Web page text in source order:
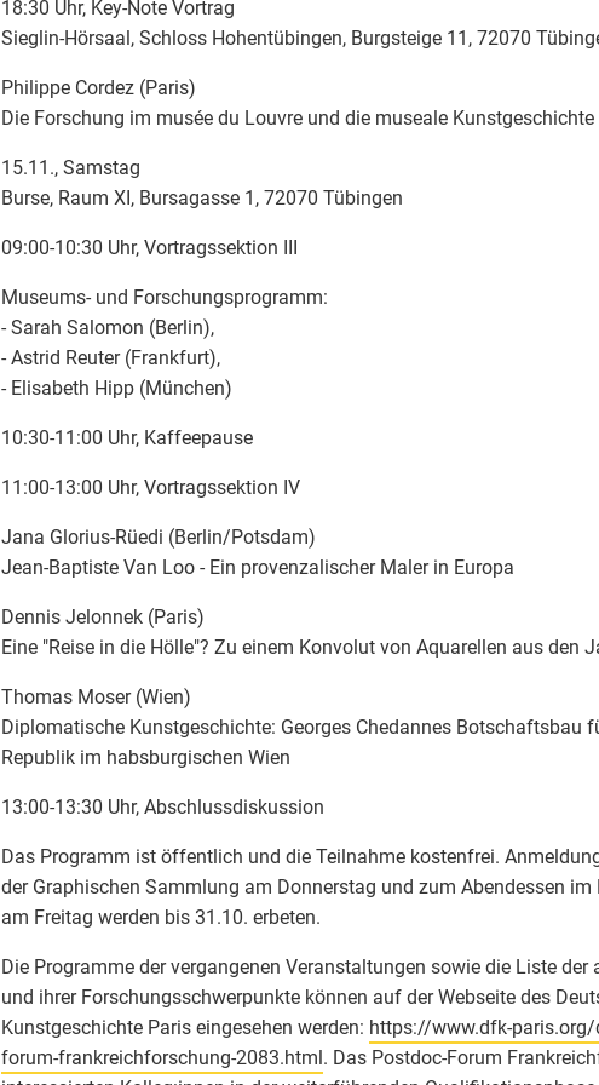
18:30 Uhr, Key-Note Vortrag
Sieglin-Hörsaal, Schloss Hohentübingen, Burgsteige 11, 72070
Philippe Cordez (Paris)
Die Forschung im musée du Louvre und die museale Kunstgeschichte
15.11., Samstag
Burse, Raum XI, Bursagasse 1, 72070 Tübingen
09:00-10:30 Uhr, Vortragssektion III
Museums- und Forschungsprogramm:
- Sarah Salomon (Berlin),
- Astrid Reuter (Frankfurt),
- Elisabeth Hipp (München)
10:30-11:00 Uhr, Kaffeepause
11:00-13:00 Uhr, Vortragssektion IV
Jana Glorius-Rüedi (Berlin/Potsdam)
Jean-Baptiste Van Loo - Ein provenzalischer Maler in Europa
Dennis Jelonnek (Paris)
Eine "Reise in die Hölle"? Zu einem Konvolut von Aquarellen aus den
Thomas Moser (Wien)
Diplomatische Kunstgeschichte: Georges Chedannes Botschaftsbau
Republik im habsburgischen Wien
13:00-13:30 Uhr, Abschlussdiskussion
Das Programm ist öffentlich und die Teilnahme kostenfrei.
der Graphischen Sammlung am Donnerstag und zum Abendessen im
am Freitag werden bis 31.10. erbeten.
Die Programme der vergangenen Veranstaltungen sowie die Liste der
und ihrer Forschungsschwerpunkte können auf der Webseite des
Kunstgeschichte Paris eingesehen werden: https://www.dfk-
forum-frankreichforschung-2083.html. Das Postdoc-Forum